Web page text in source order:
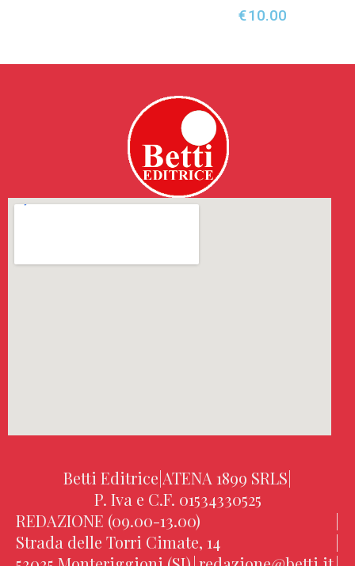
€10.00
Betti Editrice|ATENA 1899 SRLS|
P. Iva e C.F. 01534330525
REDAZIONE (09.00-13.00)
|
Strada delle Torri Cimate, 14
|